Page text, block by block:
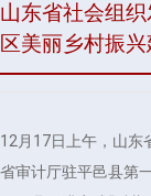
山东省社会组
区美丽乡村振
12月17日上午，山东
省审计厅驻平邑县第